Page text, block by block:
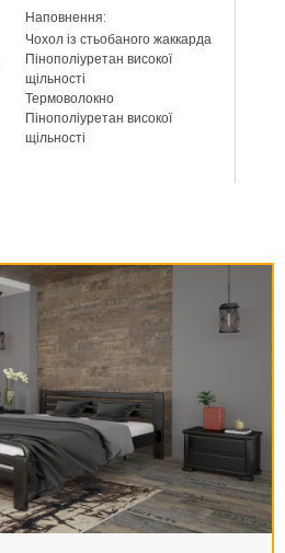
Наповнення:
Чохол із стьобаного жаккарда
Пінополіуретан високої
щільності
Термоволокно
Пінополіуретан високої
щільності